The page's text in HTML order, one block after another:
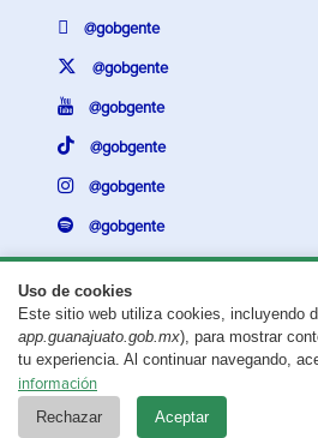
Uso de cookies
Este sitio web utiliza cookies, incluyendo
app.guanajuato.gob.mx), para mostrar
tu experiencia. Al continuar navegando,
información
Rechazar Aceptar
@gobgente
@gobgente
@gobgente
@gobgente
@gobgente
@gobgente
¿Existe algún problema con esta
Aviso legal